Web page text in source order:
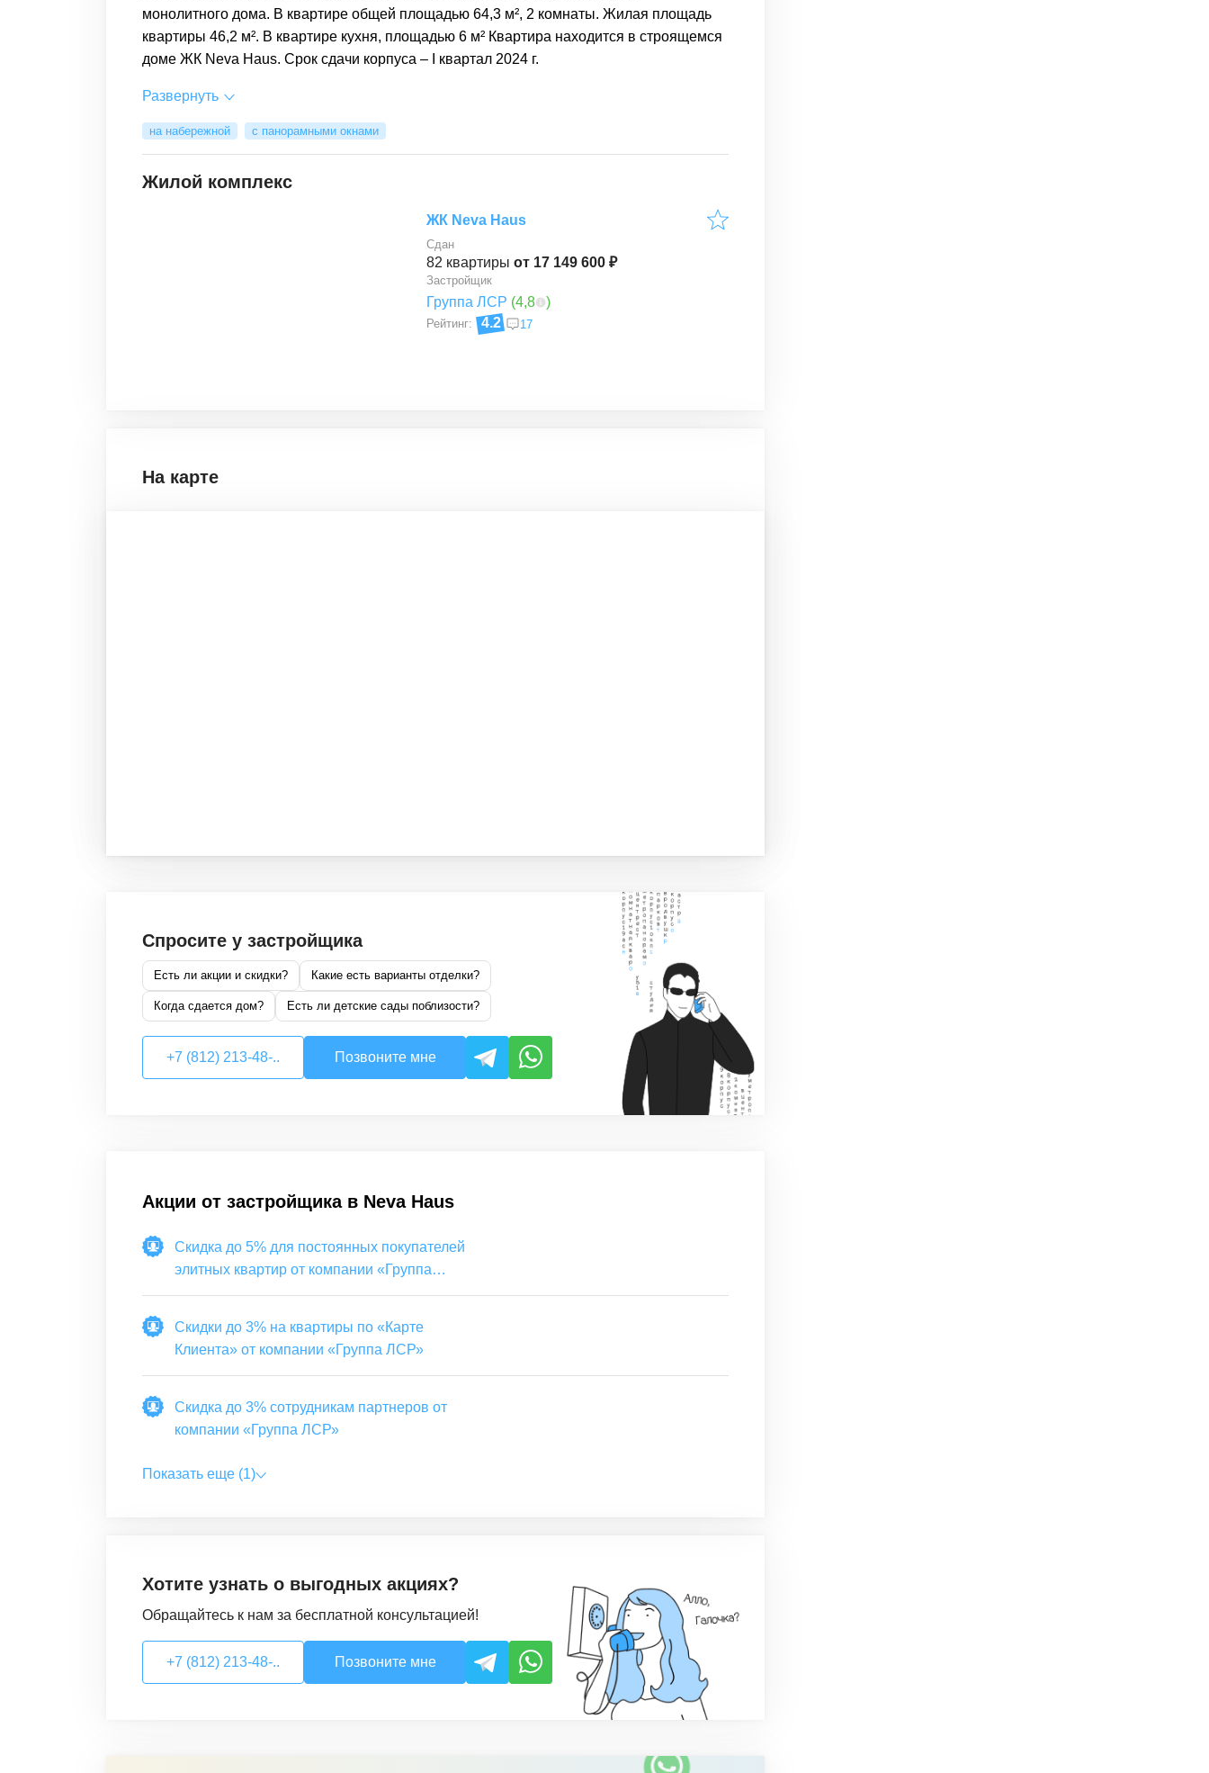
монолитного дома. В квартире общей площадью 64,3 м², 2 комнаты. Жилая площадь
квартиры 46,2 м². В квартире кухня, площадью 6 м² Квартира находится в строящемся
доме ЖК Neva Haus. Срок сдачи корпуса – I квартал 2024 г.
Развернуть
на набережной с панорамными окнами
Жилой комплекс
ЖК Neva Haus
Сдан
82 квартиры от 17 149 600 ₽
Застройщик
Группа ЛСР (4,8 )
Рейтинг: 4.2 17
На карте
Спросите у застройщика
Есть ли акции и скидки? Какие есть варианты отделки?
Когда сдается дом? Есть ли детские сады поблизости?
+7 (812) 213-48-.. Позвоните мне
Акции от застройщика в Neva Haus
Скидка до 5% для постоянных покупателей
элитных квартир от компании «Группа
ЛСР»
Скидки до 3% на квартиры по «Карте
Клиента» от компании «Группа ЛСР»
Скидка до 3% сотрудникам партнеров от
компании «Группа ЛСР»
Показать еще (1)
Хотите узнать о выгодных акциях?
Обращайтесь к нам за бесплатной консультацией!
+7 (812) 213-48-.. Позвоните мне